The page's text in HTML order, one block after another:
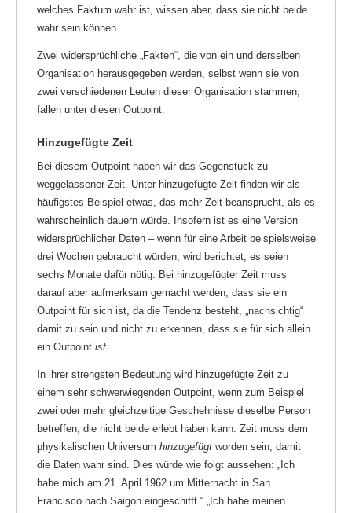
welches Faktum wahr ist, wissen aber, dass sie nicht beide
wahr sein können.
Zwei widersprüchliche „Fakten“, die von ein und derselben
Organisation herausgegeben werden, selbst wenn sie von
zwei verschiedenen Leuten dieser Organisation stammen,
fallen unter diesen Outpoint.
Hinzugefügte Zeit
Bei diesem Outpoint haben wir das Gegenstück zu
weggelassener Zeit. Unter hinzugefügte Zeit finden wir als
häufigstes Beispiel etwas, das mehr Zeit beansprucht, als es
wahrscheinlich dauern würde. Insofern ist es eine Version
widersprüchlicher Daten – wenn für eine Arbeit beispielsweise
drei Wochen gebraucht würden, wird berichtet, es seien
sechs Monate dafür nötig. Bei hinzugefügter Zeit muss
darauf aber aufmerksam gemacht werden, dass sie ein
Outpoint für sich ist, da die Tendenz besteht, „nachsichtig“
damit zu sein und nicht zu erkennen, dass sie für sich allein
ein Outpoint ist
In ihrer strengsten Bedeutung wird hinzugefügte Zeit zu
einem sehr schwerwiegenden Outpoint, wenn zum Beispiel
zwei oder mehr gleichzeitige Geschehnisse dieselbe Person
betreffen, die nicht beide erlebt haben kann. Zeit muss dem
physikalischen Universum hinzugefügt worden sein, damit
die Daten wahr sind. Dies würde wie folgt aussehen: „Ich
habe mich am 21. April 1962 um Mitternacht in San
Francisco nach Saigon eingeschifft.“ „Ich habe meinen